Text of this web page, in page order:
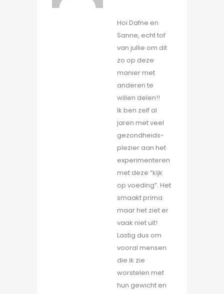
Hoi Dafne en
Sanne, echt tof
van jullie om dit
zo op deze
manier met
anderen te
willen delen!!
Ik ben zelf al
jaren met veel
gezondheids-
plezier aan het
experimenteren
met deze “kijk
op voeding”. Het
smaakt prima
maar het ziet er
vaak niet uit!
Lastig dus om
vooral mensen
die ik zie
worstelen met
hun gewicht en